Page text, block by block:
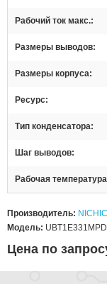
Рабочий ток макс.
Размеры выводов
Размеры корпуса
Ресурс
Тип конденсатора
Шаг выводов
Рабочая температура
Производитель:
Модель:
Цена по